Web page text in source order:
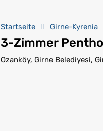
Startseite Girne-Kyrenia
3-Zimmer
Ozanköy, Girne Belediyesi,